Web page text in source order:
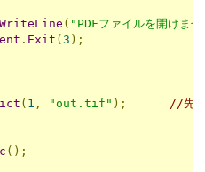
WriteLine ( "PDFファイルを開けま
. Exit ( 3 );
( 1 , "out.tif" ); //先頭
();